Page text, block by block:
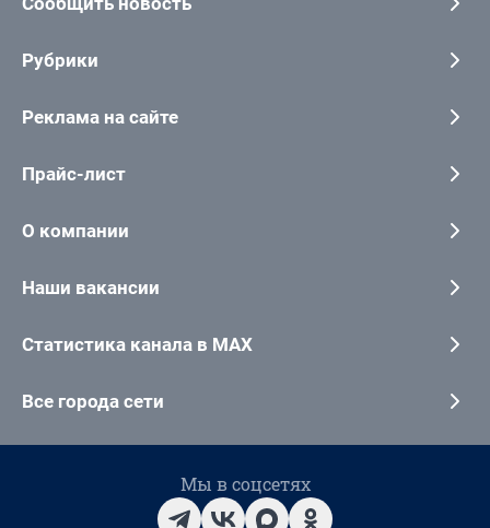
Рубрики
Реклама на сайте
Прайс-лист
О компании
Наши вакансии
Статистика канала в MAX
Все города сети
Мы в соцсетях